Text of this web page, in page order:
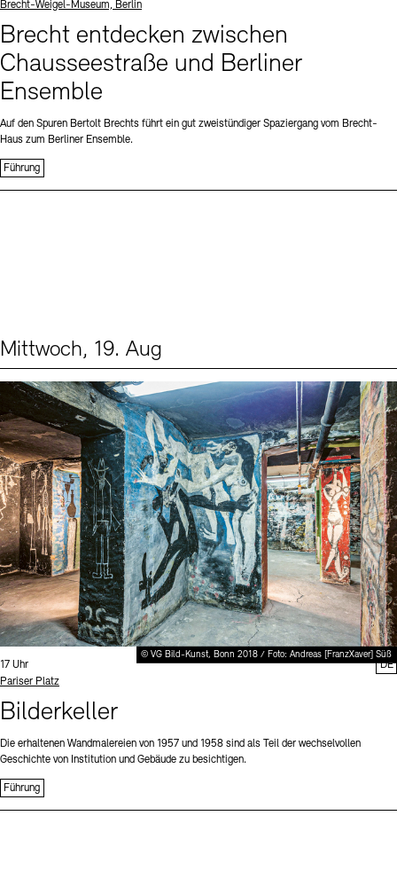
Standort
Brecht-Weigel-Museum, Berlin
Brecht entdecken zwischen
Chausseestraße und Berliner
Ensemble
Auf den Spuren Bertolt Brechts führt ein gut zweistündiger Spaziergang vom Brecht-
Haus zum Berliner Ensemble.
Führung
Mittwoch, 19. Aug
© VG Bild-Kunst, Bonn 2018 / Foto: Andreas [FranzXaver] Süß
Uhrzeit:
17 Uhr
Standort
Pariser Platz
Bilderkeller
Die erhaltenen Wandmalereien von 1957 und 1958 sind als Teil der wechselvollen
Geschichte von Institution und Gebäude zu besichtigen.
Führung
DE